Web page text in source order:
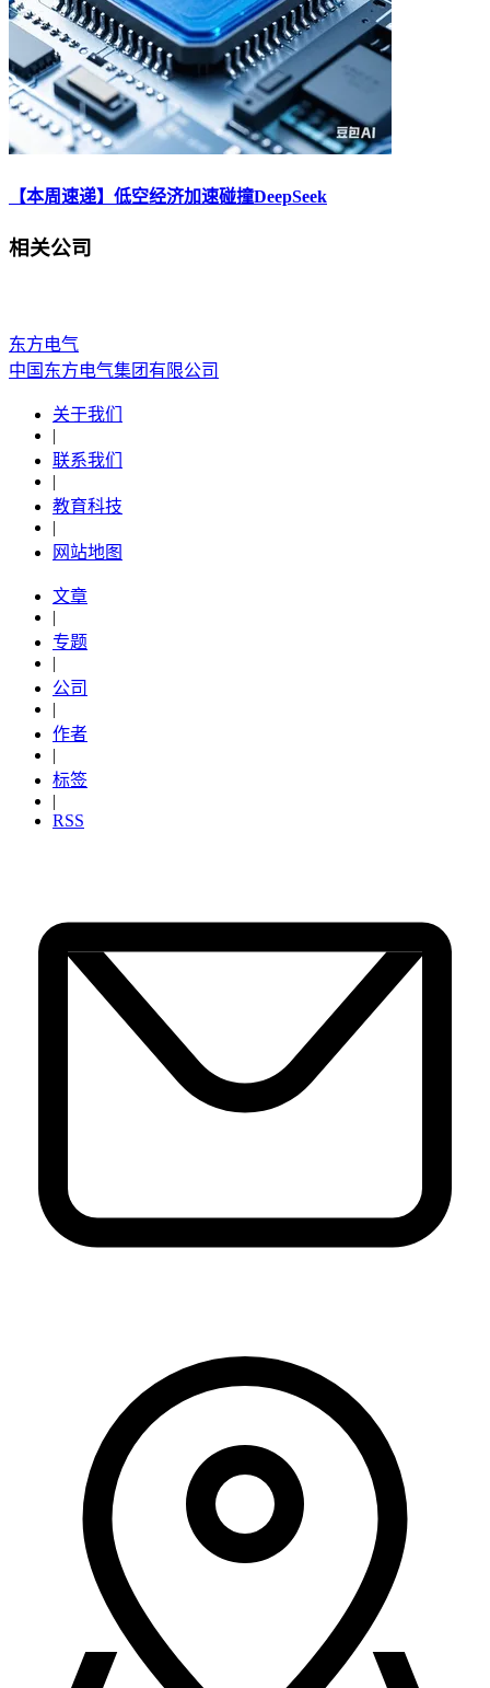
【本周速递】低空经济加速碰撞DeepSeek
相关公司
东方电气
中国东方电气集团有限公司
关于我们
|
联系我们
|
教育科技
|
网站地图
文章
|
专题
|
公司
|
作者
|
标签
|
RSS